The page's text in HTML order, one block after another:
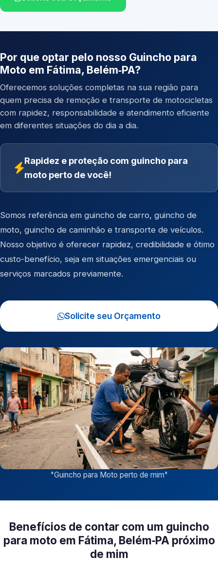
Por que optar pelo nosso Guincho para
Moto em Fátima, Belém‑PA?
Oferecemos soluções completas na sua região para
quem precisa de remoção e transporte de motocicletas
com rapidez, responsabilidade e atendimento eficiente
em diferentes situações do dia a dia.
Rapidez e proteção com guincho para
moto perto de você!
Somos referência em guincho de carro, guincho de
moto, guincho de caminhão e transporte de veículos.
Nosso objetivo é oferecer rapidez, credibilidade e ótimo
custo-benefício, seja em situações emergenciais ou
serviços marcados previamente.
Solicite seu Orçamento
"Guincho para Moto perto de mim"
Benefícios de contar com um guincho
para moto em Fátima, Belém‑PA próximo
de mim